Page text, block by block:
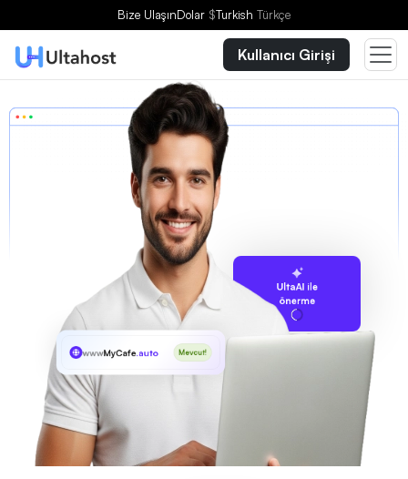
Bize UlaşınDolar $Turkish Türkçe
Kullanıcı Girişi
UltaAI ile
önerme
wwwMyCafe.auto Mevcut!